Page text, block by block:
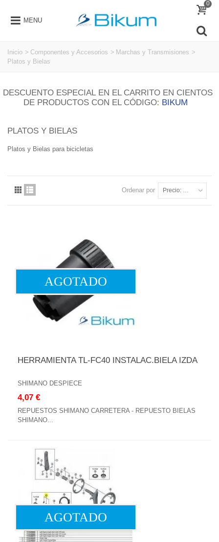
MENU
0
Inicio > Componentes y Accesorios > Marchas y Transmisiones >
Platos y Bielas
DESCUENTO ESPECIAL EN EL CARRITO EN CIENTOS
DE PRODUCTOS CON EL CÓDIGO: BIKUM
PLATOS Y BIELAS
Platos y Bielas para bicicletas
Ordenar por Precio: más baratos primero
AGOTADO
HERRAMIENTA TL-FC40 INSTALAC.BIELA IZDA
SHIMANO DESPIECE
4,07 €
REPUESTOS SHIMANO CARRETERA - REPUESTO BIELAS
SHIMANO...
AGOTADO